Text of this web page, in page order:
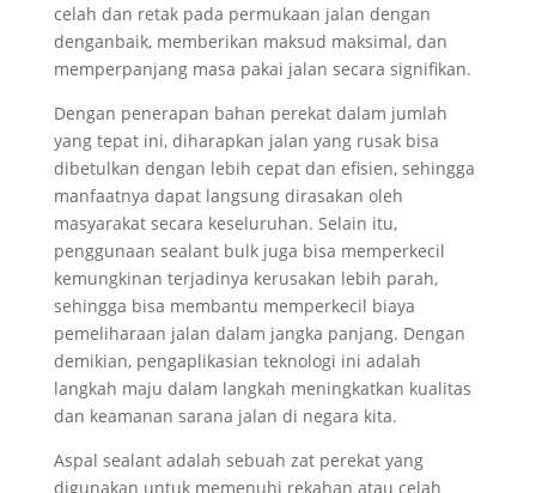
celah dan retak pada permukaan jalan dengan
denganbaik, memberikan maksud maksimal, dan
memperpanjang masa pakai jalan secara signifikan.
Dengan penerapan bahan perekat dalam jumlah
yang tepat ini, diharapkan jalan yang rusak bisa
dibetulkan dengan lebih cepat dan efisien, sehingga
manfaatnya dapat langsung dirasakan oleh
masyarakat secara keseluruhan. Selain itu,
penggunaan sealant bulk juga bisa memperkecil
kemungkinan terjadinya kerusakan lebih parah,
sehingga bisa membantu memperkecil biaya
pemeliharaan jalan dalam jangka panjang. Dengan
demikian, pengaplikasian teknologi ini adalah
langkah maju dalam langkah meningkatkan kualitas
dan keamanan sarana jalan di negara kita.
Aspal sealant adalah sebuah zat perekat yang
digunakan untuk memenuhi rekahan atau celah